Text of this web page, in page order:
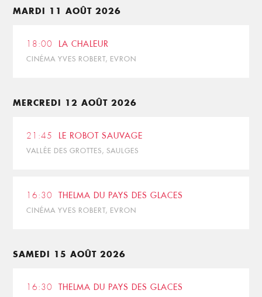
MARDI 11 AOÛT 2026
18:00 LA CHALEUR
CINÉMA YVES ROBERT, EVRON
MERCREDI 12 AOÛT 2026
21:45 LE ROBOT SAUVAGE
VALLÉE DES GROTTES, SAULGES
16:30 THELMA DU PAYS DES GLACES
CINÉMA YVES ROBERT, EVRON
SAMEDI 15 AOÛT 2026
16:30 THELMA DU PAYS DES GLACES